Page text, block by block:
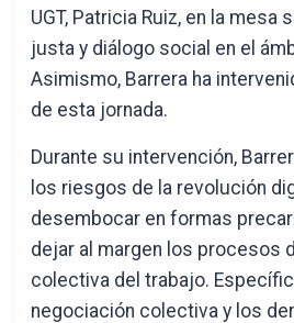
UGT, Patricia Ruiz, en la mesa
justa y diálogo social en el
Asimismo, Barrera ha
de esta jornada.
Durante su intervención,
los riesgos de la revolución
desembocar en formas
dejar al margen los procesos
colectiva del trabajo.
negociación colectiva y los